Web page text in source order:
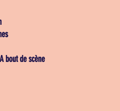
bout de scène